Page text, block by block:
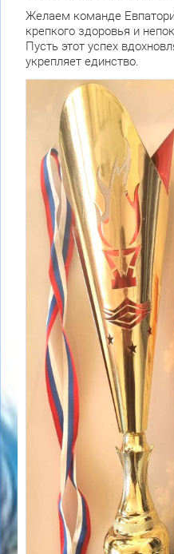
Желаем команде
крепкого здоровья и
Пусть этот успех
укрепляет единство.